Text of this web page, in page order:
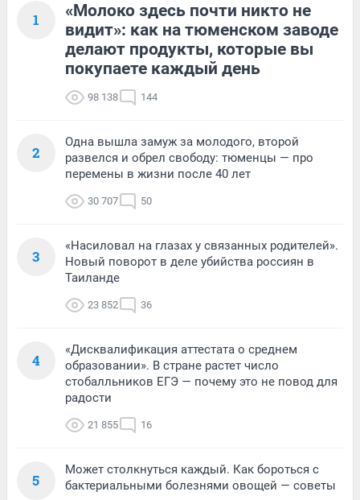
1
«Молоко здесь почти никто не
видит»: как на тюменском заводе
делают продукты, которые вы
покупаете каждый день
98 138 144
2
Одна вышла замуж за молодого, второй
развелся и обрел свободу: тюменцы — про
перемены в жизни после 40 лет
30 707 50
3
«Насиловал на глазах у связанных родителей».
Новый поворот в деле убийства россиян в
Таиланде
23 852 36
4
«Дисквалификация аттестата о среднем
образовании». В стране растет число
стобалльников ЕГЭ — почему это не повод для
радости
21 855 16
5
Может столкнуться каждый. Как бороться с
бактериальными болезнями овощей — советы